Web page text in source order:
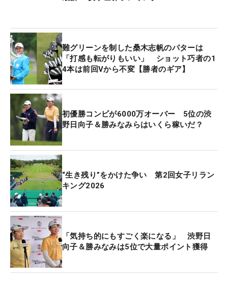
ーノ・ティティクル（タイ）、3位にキム・ヒョー
ジュ（韓国）がつけている。
難グリーンを制した桑木志帆のパターは
「打感も転がりもいい」 ショット巧者の1
4本は前回Vから不変【勝者のギア】
初優勝コンビが6000万オーバー 5位の渋
野日向子＆勝みなみらはいくら稼いだ？
“生き残り”をかけた争い 第2回女子リラン
キング2026
「気持ち的にもすごく楽になる」 渋野日
向子＆勝みなみは5位で大量ポイント獲得